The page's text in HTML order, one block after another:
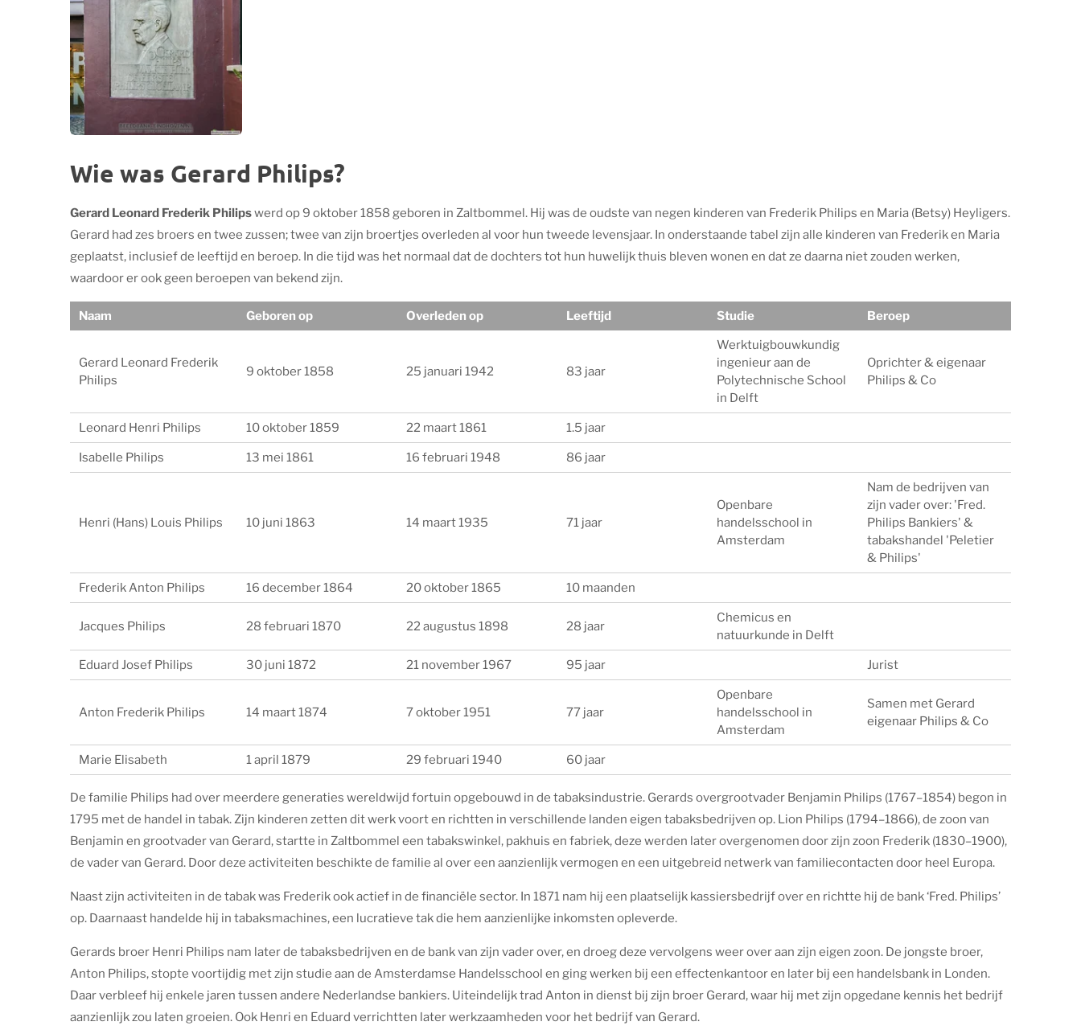
Wie was Gerard Philips?
Gerard Leonard Frederik Philipswerd op 9 oktober 1858 geboren in Zaltbommel. Hij was de oudste van negen kinderen van Frederik Philips en Maria (Betsy) Heyligers.
Gerard had zes broers en twee zussen; twee van zijn broertjes overleden al voor hun tweede levensjaar. In onderstaande tabel zijn alle kinderen van Frederik en Maria
geplaatst, inclusief de leeftijd en beroep. In die tijd was het normaal dat de dochters tot hun huwelijk thuis bleven wonen en dat ze daarna niet zouden werken,
waardoor er ook geen beroepen van bekend zijn.
Naam Geboren op Overleden op Leeftijd Studie Beroep
Gerard Leonard Frederik
Philips
9 oktober 1858 25 januari 1942 83 jaar
Werktuigbouwkundig
ingenieur aan de
Polytechnische School
in Delft
Oprichter & eigenaar
Philips & Co
Leonard Henri Philips 10 oktober 1859 22 maart 1861 1.5 jaar
Isabelle Philips 13 mei 1861 16 februari 1948 86 jaar
Henri (Hans) Louis Philips 10 juni 1863 14 maart 1935 71 jaar
Openbare
handelsschool in
Amsterdam
Nam de bedrijven van
zijn vader over: 'Fred.
Philips Bankiers' &
tabakshandel 'Peletier
& Philips'
Frederik Anton Philips 16 december 1864 20 oktober 1865 10 maanden
Jacques Philips 28 februari 1870 22 augustus 1898 28 jaar
Chemicus en
natuurkunde in Delft
Eduard Josef Philips 30 juni 1872 21 november 1967 95 jaar Jurist
Anton Frederik Philips 14 maart 1874 7 oktober 1951 77 jaar
Openbare
handelsschool in
Amsterdam
Samen met Gerard
eigenaar Philips & Co
Marie Elisabeth 1 april 1879 29 februari 1940 60 jaar
De familie Philips had over meerdere generaties wereldwijd fortuin opgebouwd in de tabaksindustrie. Gerards overgrootvader Benjamin Philips (1767–1854) begon in
1795 met de handel in tabak. Zijn kinderen zetten dit werk voort en richtten in verschillende landen eigen tabaksbedrijven op. Lion Philips (1794–1866), de zoon van
Benjamin en grootvader van Gerard, startte in Zaltbommel een tabakswinkel, pakhuis en fabriek, deze werden later overgenomen door zijn zoon Frederik (1830–1900),
de vader van Gerard. Door deze activiteiten beschikte de familie al over een aanzienlijk vermogen en een uitgebreid netwerk van familiecontacten door heel Europa.
Naast zijn activiteiten in de tabak was Frederik ook actief in de financiële sector. In 1871 nam hij een plaatselijk kassiersbedrijf over en richtte hij de bank ‘Fred. Philips’
op. Daarnaast handelde hij in tabaksmachines, een lucratieve tak die hem aanzienlijke inkomsten opleverde.
Gerards broer Henri Philips nam later de tabaksbedrijven en de bank van zijn vader over, en droeg deze vervolgens weer over aan zijn eigen zoon. De jongste broer,
Anton Philips, stopte voortijdig met zijn studie aan de Amsterdamse Handelsschool en ging werken bij een effectenkantoor en later bij een handelsbank in Londen.
Daar verbleef hij enkele jaren tussen andere Nederlandse bankiers. Uiteindelijk trad Anton in dienst bij zijn broer Gerard, waar hij met zijn opgedane kennis het bedrijf
aanzienlijk zou laten groeien. Ook Henri en Eduard verrichtten later werkzaamheden voor het bedrijf van Gerard.